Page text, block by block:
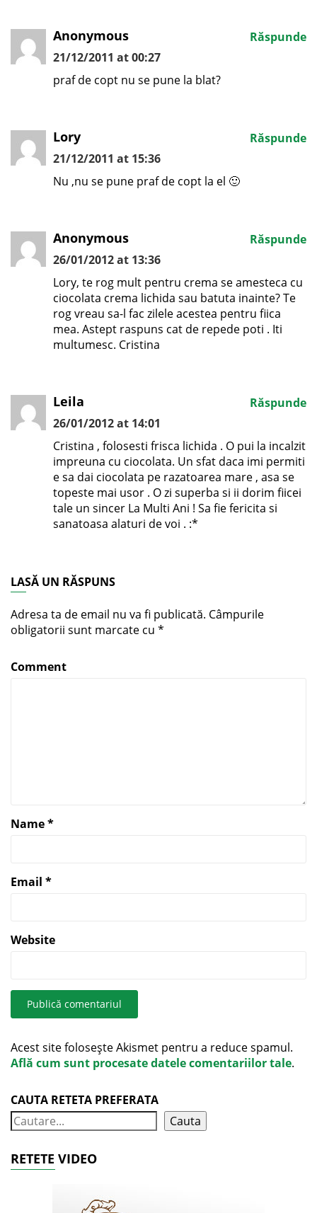
Anonymous
21/12/2011 at 00:27
praf de copt nu se pune la blat?
Răspunde
Lory
21/12/2011 at 15:36
Nu ,nu se pune praf de copt la el 🙂
Răspunde
Anonymous
26/01/2012 at 13:36
Lory, te rog mult pentru crema se amesteca cu
ciocolata crema lichida sau batuta inainte? Te
rog vreau sa-l fac zilele acestea pentru fiica
mea. Astept raspuns cat de repede poti . Iti
multumesc. Cristina
Răspunde
Leila
26/01/2012 at 14:01
Cristina , folosesti frisca lichida . O pui la incalzit
impreuna cu ciocolata. Un sfat daca imi permiti
e sa dai ciocolata pe razatoarea mare , asa se
topeste mai usor . O zi superba si ii dorim fiicei
tale un sincer La Multi Ani ! Sa fie fericita si
sanatoasa alaturi de voi . :*
Răspunde
LASĂ UN RĂSPUNS
Adresa ta de email nu va fi publicată. Câmpurile
obligatorii sunt marcate cu *
Comment
Name*
Email *
Website
Acest site folosește Akismet pentru a reduce spamul.
Află cum sunt procesate datele comentariilor tale.
CAUTA RETETA PREFERATA
Cauta
RETETE VIDEO